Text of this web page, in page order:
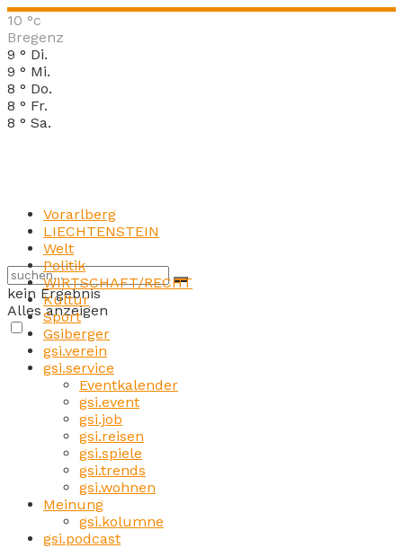
10 °c
Bregenz
9 ° Di.
9 ° Mi.
8 ° Do.
8 ° Fr.
8 ° Sa.
kein Ergebnis
Alles anzeigen
Vorarlberg
LIECHTENSTEIN
Welt
Politik
WIRTSCHAFT/RECHT
Kultur
Sport
Gsiberger
gsi.verein
gsi.service
Eventkalender
gsi.event
gsi.job
gsi.reisen
gsi.spiele
gsi.trends
gsi.wohnen
Meinung
gsi.kolumne
gsi.podcast